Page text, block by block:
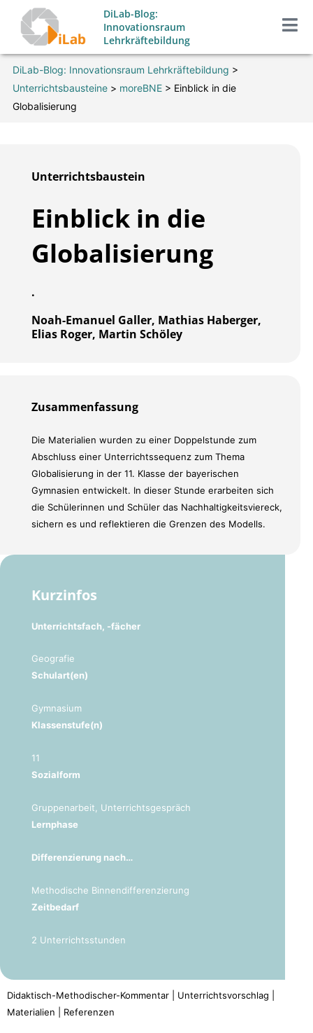
Inhalt
springen
DiLab-Blog:
Innovationsraum
Lehrkräftebildung
DiLab-Blog: Innovationsraum Lehrkräftebildung >
Unterrichtsbausteine> moreBNE> Einblick in die
Globalisierung
Unterrichtsbaustein
Einblick in die
Globalisierung
.
Noah-Emanuel Galler, Mathias Haberger,
Elias Roger, Martin Schöley
Zusammenfassung
Die Materialien wurden zu einer Doppelstunde zum
Abschluss einer Unterrichtssequenz zum Thema
Globalisierung in der 11. Klasse der bayerischen
Gymnasien entwickelt. In dieser Stunde erarbeiten sich
die Schülerinnen und Schüler das Nachhaltigkeitsviereck,
sichern es und reflektieren die Grenzen des Modells.
Kurzinfos
Unterrichtsfach, -fächer
Geografie
Schulart(en)
Gymnasium
Klassenstufe(n)
11
Sozialform
Gruppenarbeit, Unterrichtsgespräch
Lernphase
Differenzierung nach…
Methodische Binnendifferenzierung
Zeitbedarf
2 Unterrichtsstunden
Didaktisch-Methodischer-Kommentar | Unterrichtsvorschlag |
Materialien | Referenzen